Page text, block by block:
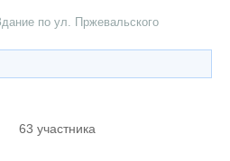
по ул. Пржевальского
63 участника